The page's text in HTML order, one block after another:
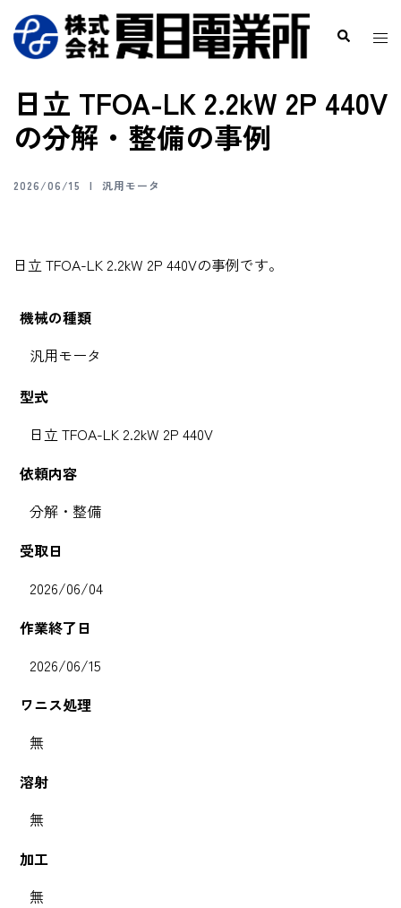
日立 TFOA-LK 2.2kW 2P 440V
の分解・整備の事例
2026/06/15 汎用モータ
日立 TFOA-LK 2.2kW 2P 440Vの事例です。
機械の種類
汎用モータ
型式
日立 TFOA-LK 2.2kW 2P 440V
依頼内容
分解・整備
受取日
2026/06/04
作業終了日
2026/06/15
ワニス処理
無
溶射
無
加工
無